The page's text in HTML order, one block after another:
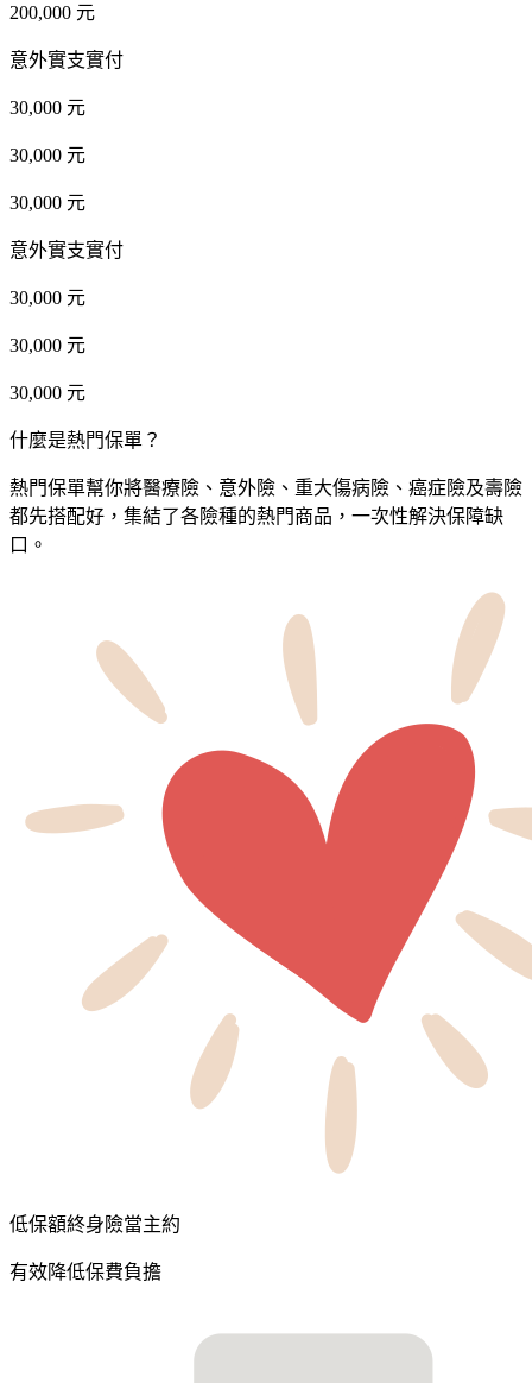
200,000 元
意外實支實付
30,000 元
30,000 元
30,000 元
意外實支實付
30,000 元
30,000 元
30,000 元
什麼是熱門保單？
熱門保單幫你將醫療險、意外險、重大傷病險、癌症險及壽險
都先搭配好，集結了各險種的熱門商品，一次性解決保障缺
口。
低保額終身險當主約
有效降低保費負擔